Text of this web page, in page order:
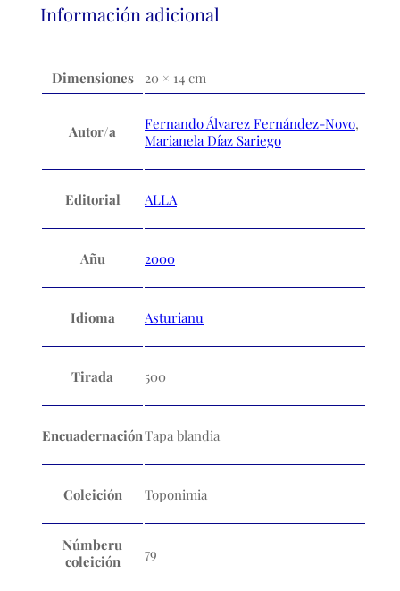
Información adicional
Dimensiones 20 × 14 cm
Autor/a Fernando Álvarez Fernández-Novo,
Marianela Díaz Sariego
Editorial ALLA
Añu 2000
Idioma Asturianu
Tirada 500
EncuadernaciónTapa blandia
Coleición Toponimia
Númberu
coleición
79